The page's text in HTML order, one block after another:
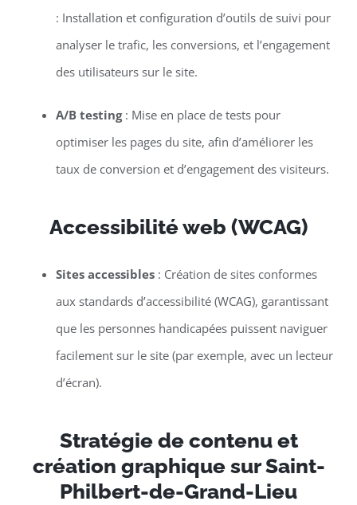
: Installation et configuration d’outils de suivi pour
analyser le trafic, les conversions, et l’engagement
des utilisateurs sur le site.
A/B testing: Mise en place de tests pour
optimiser les pages du site, afin d’améliorer les
taux de conversion et d’engagement des visiteurs.
Accessibilité web (WCAG)
Sites accessibles: Création de sites conformes
aux standards d’accessibilité (WCAG), garantissant
que les personnes handicapées puissent naviguer
facilement sur le site (par exemple, avec un lecteur
d’écran).
Stratégie de contenu et
création graphique sur Saint-
Philbert-de-Grand-Lieu